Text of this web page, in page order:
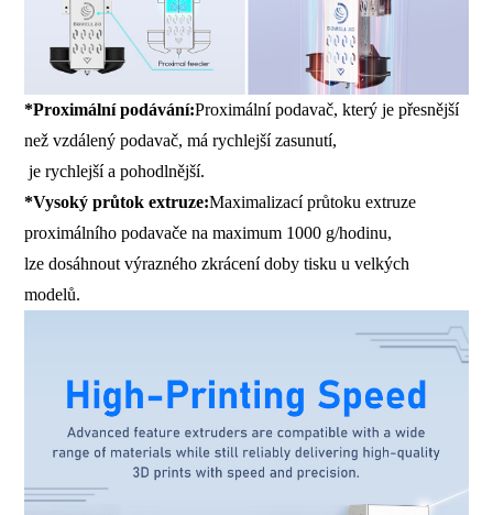
*Proximální podávání:Proximální podavač, který je přesnější
než vzdálený podavač, má rychlejší zasunutí,
je rychlejší a pohodlnější.
*Vysoký průtok extruze:Maximalizací průtoku extruze
proximálního podavače na maximum 1000 g/hodinu,
lze dosáhnout výrazného zkrácení doby tisku u velkých
modelů.